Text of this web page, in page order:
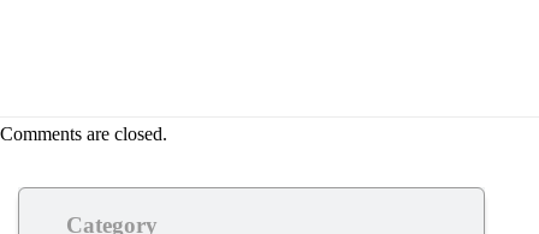
Comments are closed.
Category